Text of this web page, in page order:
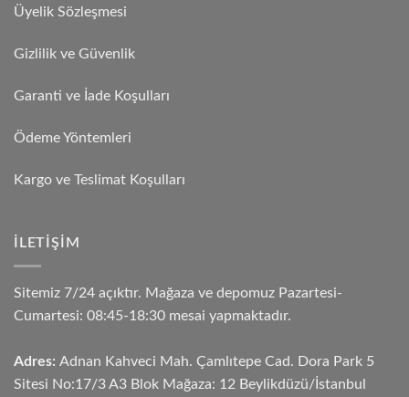
Üyelik Sözleşmesi
Gizlilik ve Güvenlik
Garanti ve İade Koşulları
Ödeme Yöntemleri
Kargo ve Teslimat Koşulları
İLETIŞIM
Sitemiz 7/24 açıktır. Mağaza ve depomuz Pazartesi-
Cumartesi: 08:45-18:30 mesai yapmaktadır.
Adres: Adnan Kahveci Mah. Çamlıtepe Cad. Dora Park 5
Sitesi No:17/3 A3 Blok Mağaza: 12 Beylikdüzü/İstanbul